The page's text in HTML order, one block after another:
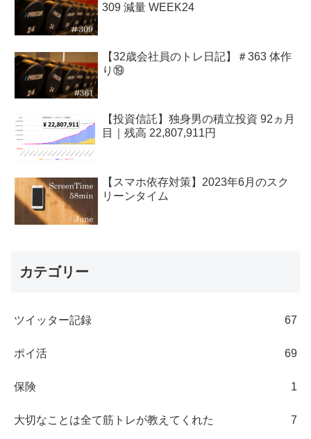
309 減量 WEEK24
【32歳会社員のトレ日記】＃363 体作
り⑲
【投資信託】独身男の積立投資 92ヵ月
目｜残高 22,807,911円
【スマホ依存対策】2023年6月のスク
リーンタイム
カテゴリー
ツイッター記録 67
ポイ活 69
保険 1
大切なことは全て筋トレが教えてくれた 7